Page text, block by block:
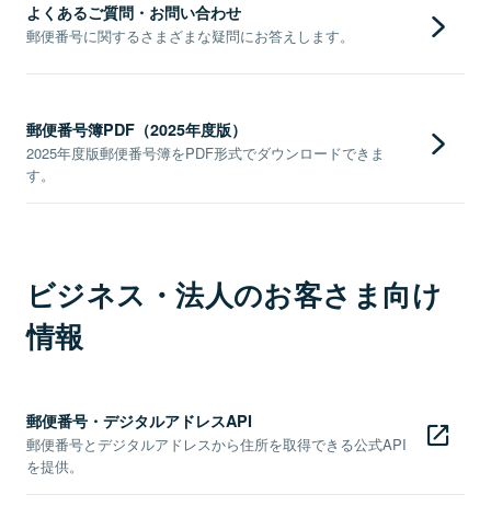
よくあるご質問・お問い合わせ
郵便番号に関するさまざまな疑問にお答えします。
郵便番号簿PDF（2025年度版）
2025年度版郵便番号簿をPDF形式でダウンロードできま
す。
ビジネス・法人のお客さま向け
情報
郵便番号・デジタルアドレスAPI
郵便番号とデジタルアドレスから住所を取得できる公式API
を提供。